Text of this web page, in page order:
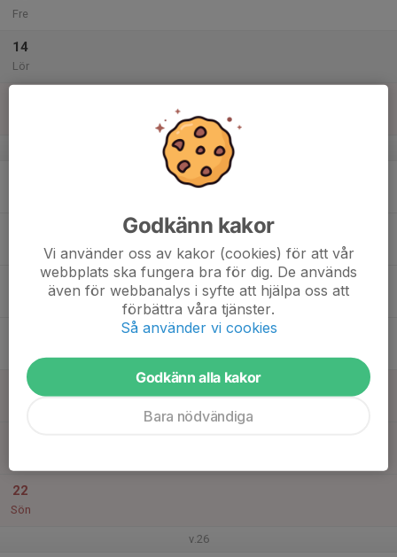
Fre
14
Lör
v.25
20
22
Sön
v.26
Godkänn kakor
Vi använder oss av kakor (cookies) för att vår
webbplats ska fungera bra för dig. De används
även för webbanalys i syfte att hjälpa oss att
förbättra våra tjänster.
Så använder vi cookies
Godkänn alla kakor
Bara nödvändiga